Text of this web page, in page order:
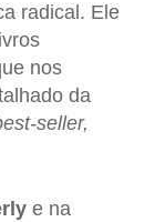
radical. Ele
nos
da
seller,
e na